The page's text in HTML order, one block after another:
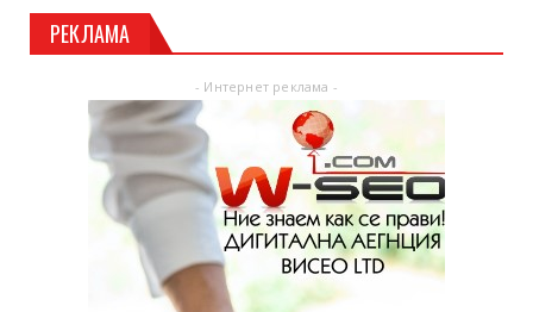
РЕКЛАМА
- Интернет реклама -